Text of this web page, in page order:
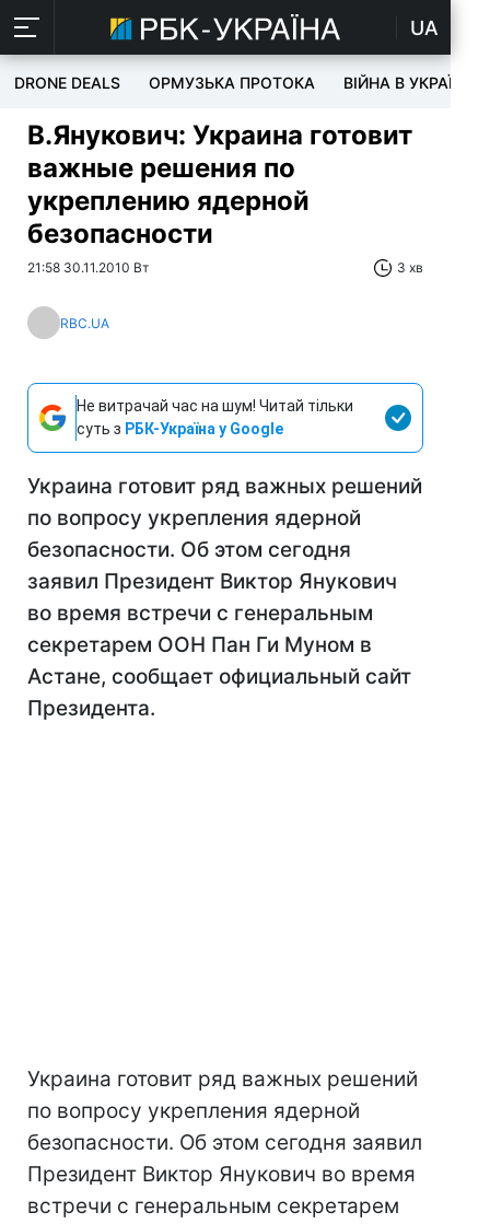
UA
DRONE DEALS ОРМУЗЬКА ПРОТОКА ВІЙНА В УКРАЇНІ
В.Янукович: Украина готовит
важные решения по
укреплению ядерной
безопасности
21:58 30.11.2010 Вт 3 хв
RBC.UA
Не витрачай час на шум! Читай тільки
суть з РБК-Україна у Google
Украина готовит ряд важных решений
по вопросу укрепления ядерной
безопасности. Об этом сегодня
заявил Президент Виктор Янукович
во время встречи с генеральным
секретарем ООН Пан Ги Муном в
Астане, сообщает официальный сайт
Президента.
Украина готовит ряд важных решений
по вопросу укрепления ядерной
безопасности. Об этом сегодня заявил
Президент Виктор Янукович во время
встречи с генеральным секретарем